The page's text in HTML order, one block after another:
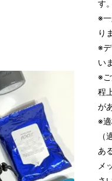
す。
※
り
※
い
※
程
が
※
あ
メ